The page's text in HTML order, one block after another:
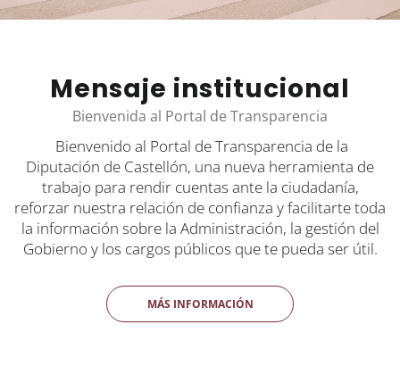
Mensaje institucional
Bienvenida al Portal de Transparencia
Bienvenido al Portal de Transparencia de la
Diputación de Castellón, una nueva herramienta de
trabajo para rendir cuentas ante la ciudadanía,
reforzar nuestra relación de confianza y facilitarte toda
la información sobre la Administración, la gestión del
Gobierno y los cargos públicos que te pueda ser útil.
MÁS INFORMACIÓN